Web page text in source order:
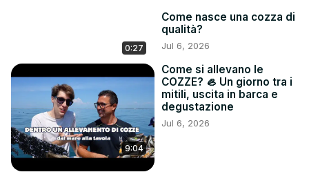
0:27
Come nasce una cozza di
qualità?
Jul 6, 2026
9:04
Come si allevano le
COZZE? 🦪 Un giorno tra i
mitili, uscita in barca e
degustazione
Jul 6, 2026